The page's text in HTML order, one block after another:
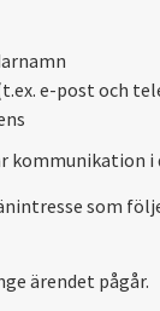
e-post och
kommunikation i
som
ärendet pågår.